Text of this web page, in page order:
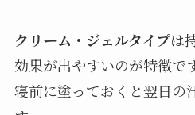
クリーム・ジェルタイプは
効果が出やすいのが特徴で
寝前に塗っておくと翌日の